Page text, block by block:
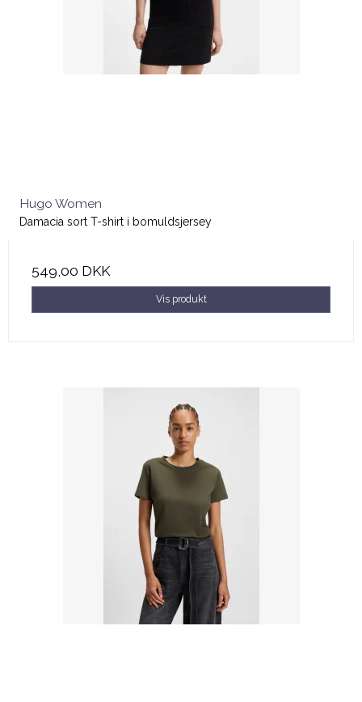
Hugo Women
Damacia sort T-shirt i bomuldsjersey
549,00 DKK
Vis produkt